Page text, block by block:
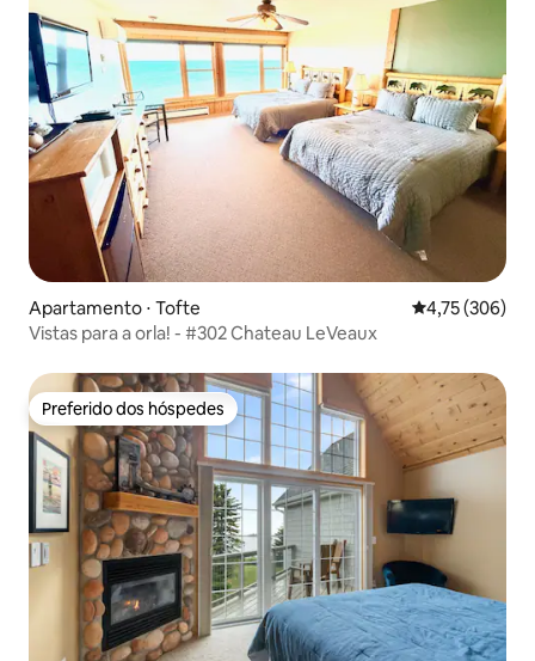
Apartamento ⋅ Tofte 4,75 de uma
4,75 (306)
Vistas para a orla! - #302 Chateau LeVeaux
Preferido dos hóspedes
Preferido dos hóspedes